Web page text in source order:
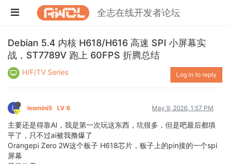
全志在线开发者论坛
Debian 5.4 内核 H618/H616 高速 SPI 小屏幕实
战，ST7789V 跑上 60FPS 折腾总结
H/F/TV Series Log in to reply
L leomini5 LV 6 May 9, 2026, 1:57 PM
主要还是得靠AI，我是第一次玩这东西，坑很多，但是吧最后都填
平了，只不过ai被我撸爆了
Orangepi Zero 2W这个板子 H618芯片，板子上的pin接的一个spi
屏幕